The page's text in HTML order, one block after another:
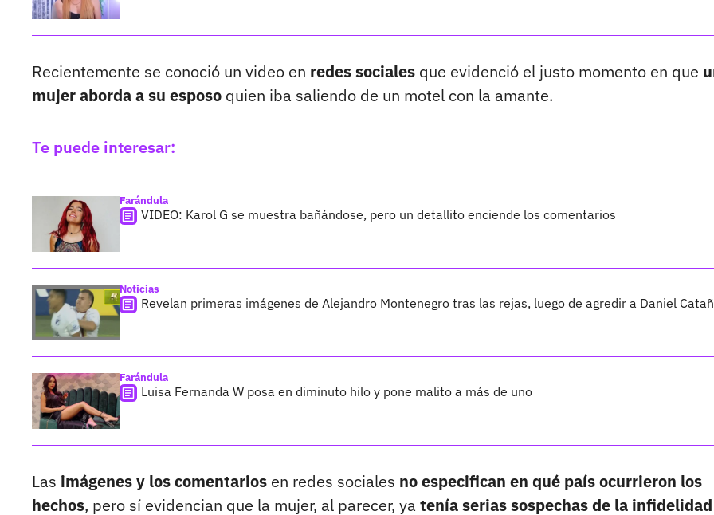
Recientemente se conoció un video en redes sociales que evidenció el justo momento en que
mujer aborda a su esposo quien iba saliendo de un motel con la amante.
Te puede interesar:
Farándula
VIDEO: Karol G se muestra bañándose, pero un detallito enciende los comentarios
Noticias
Revelan primeras imágenes de Alejandro Montenegro tras las rejas, luego de agredir a Daniel
Farándula
Luisa Fernanda W posa en diminuto hilo y pone malito a más de uno
Las imágenes y los comentarios en redes sociales no especifican en qué país ocurrieron los
hechos, pero sí evidencian que la mujer, al parecer, ya tenía serias sospechas de la infidelidad